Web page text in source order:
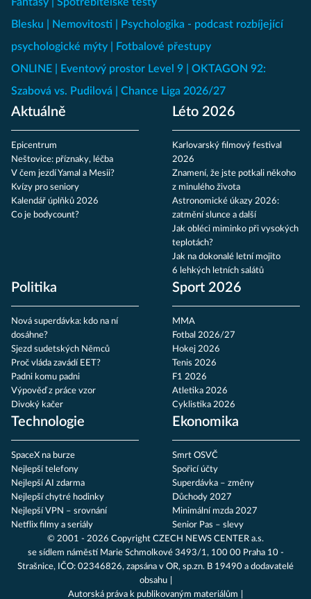
Fantasy
Spotřebitelské testy
Blesku
Nemovitosti
Psychologika - podcast rozbíjející
psychologické mýty
Fotbalové přestupy
ONLINE
Eventový prostor Level 9
OKTAGON 92:
Szabová vs. Pudilová
Chance Liga 2026/27
Aktuálně
Epicentrum
Neštovice: příznaky, léčba
V čem jezdí Yamal a Mesii?
Kvízy pro seniory
Kalendář úplňků 2026
Co je bodycount?
Léto 2026
Karlovarský filmový festival
2026
Znamení, že jste potkali někoho
z minulého života
Astronomické úkazy 2026:
zatmění slunce a další
Jak obléci miminko při vysokých
teplotách?
Jak na dokonalé letní mojito
6 lehkých letních salátů
Politika
Nová superdávka: kdo na ní
dosáhne?
Sjezd sudetských Němců
Proč vláda zavádí EET?
Padni komu padni
Výpověď z práce vzor
Divoký kačer
Sport 2026
MMA
Fotbal 2026/27
Hokej 2026
Tenis 2026
F1 2026
Atletika 2026
Cyklistika 2026
Technologie
SpaceX na burze
Nejlepší telefony
Nejlepší AI zdarma
Nejlepší chytré hodinky
Nejlepší VPN – srovnání
Netflix filmy a seriály
Ekonomika
Smrt OSVČ
Spořicí účty
Superdávka – změny
Důchody 2027
Minimální mzda 2027
Senior Pas – slevy
© 2001 - 2026 Copyright CZECH NEWS CENTER a.s.
se sídlem náměstí Marie Schmolkové 3493/1, 100 00 Praha 10 -
Strašnice, IČO: 02346826, zapsána v OR, sp.zn. B 19490 a dodavatelé
obsahu
Autorská práva k publikovaným materiálům